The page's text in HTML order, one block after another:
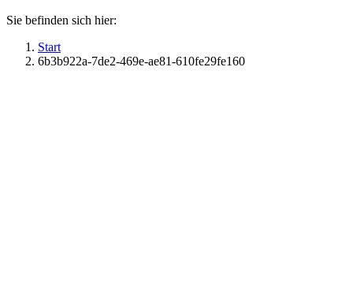
Sie befinden sich hier:
Start
6b3b922a-7de2-469e-ae81-610fe29fe160